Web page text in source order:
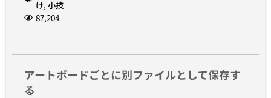
け, 小技
87,204
アートボードごとに別ファイルとして保存す
る